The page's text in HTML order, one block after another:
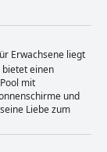
Erwachsene liegt
bietet einen
mit
und
Liebe zum